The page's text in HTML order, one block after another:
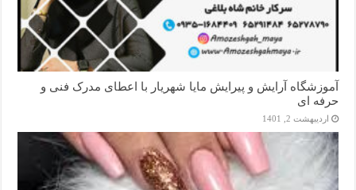
آموزشگاه آرایش و پیرایش مایا شهریار با اعطای مدرک فنی و
حرفه ای
اردیبهشت 2, 1401